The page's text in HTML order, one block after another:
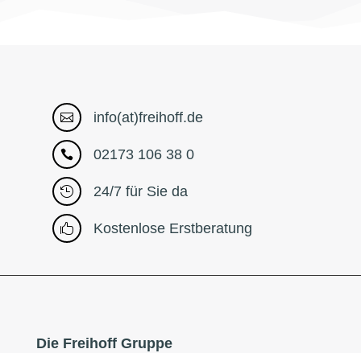
 info(at)freihoff.de
 02173 106 38 0
 24/7 für Sie da
 Kostenlose Erstberatung
Die Freihoff Gruppe